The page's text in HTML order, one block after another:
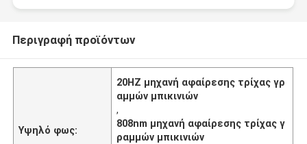
Περιγραφή προϊόντων
Υψηλό φως:
20HZ μηχανή αφαίρεσης τρίχας γρ
αμμών μπικινιών
,
808nm μηχανή αφαίρεσης τρίχας γ
ραμμών μπικινιών